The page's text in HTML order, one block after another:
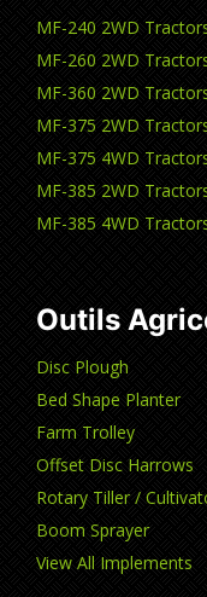
MF-240 2WD
MF-260 2WD
MF-360 2WD
MF-375 2WD
MF-375 4WD
MF-385 2WD
MF-385 4WD
Outils
Disc Plough
Bed Shape Planter
Farm Trolley
Offset Disc Harrows
Rotary Tiller /
Boom Sprayer
View All Implements